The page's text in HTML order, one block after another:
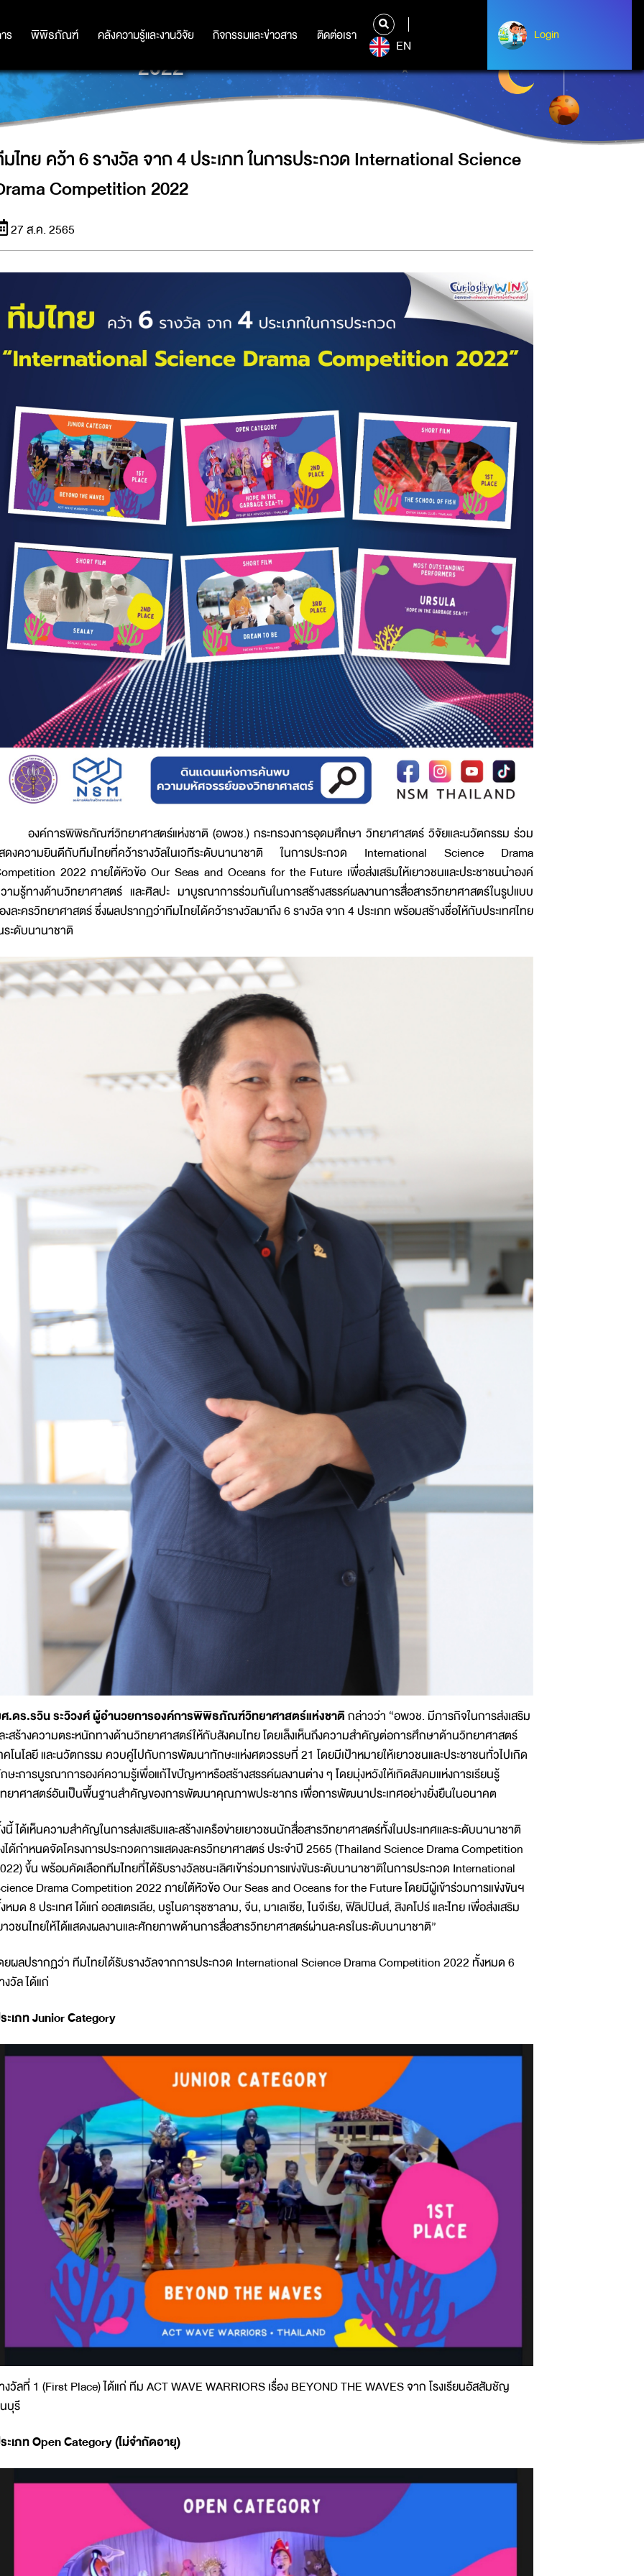
ร พิพิธภัณฑ์ คลังความรู้และงานวิจัย กิจกรรมและข่าวสาร ติดต่อเรา
ร พิพิธภัณฑ์ คลังความรู้และงานวิจัย กิจกรรมและข่าวสาร ติดต่อเรา
EN
Login
Login
นการประกวด INTERNATIONAL SCIENCE DRAMA COMPETITION
2022
ไทย คว้า 6 รางวัล จาก 4 ประเภท ในการประกวด International Science
Competition 2022
27 ส.ค. 2565
องค์การพิพิธภัณฑ์วิทยาศาสตร์แห่งชาติ (อพวช.) กระทรวงการอุดมศึกษา วิทยาศาสตร์ วิจัยและนวัตกรรม ร่วม
ดงความยินดีกับทีมไทยที่คว้ารางวัลในเวทีระดับนานาชาติ ในการประกวด International Science Drama
2022 ภายใต้หัวข้อ Our Seas and Oceans for the Future เพื่อส่งเสริมให้เยาวชนและประชาชนนำองค์
ามรู้ทางด้านวิทยาศาสตร์ และศิลปะ มาบูรณาการร่วมกันในการสร้างสรรค์ผลงานการสื่อสารวิทยาศาสตร์ในรูปแบบ
งละครวิทยาศาสตร์ ซึ่งผลปรากฏว่าทีมไทยได้คว้ารางวัลมาถึง 6 รางวัล จาก 4 ประเภท พร้อมสร้างชื่อให้กับประเทศไทย
ระดับนานาชาติ
.ดร.รวิน ระวิวงศ์ ผู้อำนวยการองค์การพิพิธภัณฑ์วิทยาศาสตร์แห่งชาติกล่าวว่า “อพวช. มีภารกิจในการส่งเสริม
ะสร้างความตระหนักทางด้านวิทยาศาสตร์ให้กับสังคมไทย โดยเล็งเห็นถึงความสำคัญต่อการศึกษาด้านวิทยาศาสตร์
คโนโลยี และนวัตกรรม ควบคู่ไปกับการพัฒนาทักษะแห่งศตวรรษที่ 21 โดยมีเป้าหมายให้เยาวชนและประชาชนทั่วไปเกิด
ษะการบูรณาการองค์ความรู้เพื่อแก้ไขปัญหาหรือสร้างสรรค์ผลงานต่าง ๆ โดยมุ่งหวังให้เกิดสังคมแห่งการเรียนรู้
ยาศาสตร์อันเป็นพื้นฐานสำคัญของการพัฒนาคุณภาพประชากร เพื่อการพัฒนาประเทศอย่างยั่งยืนในอนาคต
นี้ ได้เห็นความสำคัญในการส่งเสริมและสร้างเครือข่ายเยาวชนนักสื่อสารวิทยาศาสตร์ทั้งในประเทศและระดับนานาชาติ
ได้กำหนดจัดโครงการประกวดการแสดงละครวิทยาศาสตร์ ประจำปี 2565 (Thailand Science Drama Competition
ขึ้น พร้อมคัดเลือกทีมไทยที่ได้รับรางวัลชนะเลิศเข้าร่วมการแข่งขันระดับนานาชาติในการประกวด International
Drama Competition 2022 ภายใต้หัวข้อ Our Seas and Oceans for the Future โดยมีผู้เข้าร่วมการแข่งขันฯ
หมด 8 ประเทศ ได้แก่ ออสเตรเลีย, บรูไนดารุซซาลาม, จีน, มาเลเซีย, ไนจีเรีย, ฟิลิปปินส์, สิงคโปร์ และไทย เพื่อส่งเสริม
าวชนไทยให้ได้แสดงผลงานและศักยภาพด้านการสื่อสารวิทยาศาสตร์ผ่านละครในระดับนานาชาติ”
ยผลปรากฏว่า ทีมไทยได้รับรางวัลจากการประกวด International Science Drama Competition 2022 ทั้งหมด 6
งวัล ได้แก่
ะเภท Junior Category
งวัลที่ 1 (First Place) ได้แก่ ทีม ACT WAVE WARRIORS เรื่อง BEYOND THE WAVES จาก โรงเรียนอัสสัมชัญ
บุรี
ะเภท Open Category (ไม่จำกัดอายุ)